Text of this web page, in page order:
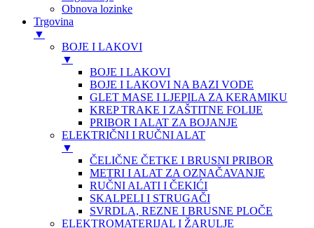
Obnova lozinke
Trgovina
▼
BOJE I LAKOVI
▼
BOJE I LAKOVI
BOJE I LAKOVI NA BAZI VODE
GLET MASE I LJEPILA ZA KERAMIKU
KREP TRAKE I ZAŠTITNE FOLIJE
PRIBOR I ALAT ZA BOJANJE
ELEKTRIČNI I RUČNI ALAT
▼
ČELIČNE ČETKE I BRUSNI PRIBOR
METRI I ALAT ZA OZNAČAVANJE
RUČNI ALATI I ČEKIĆI
SKALPELI I STRUGAČI
SVRDLA, REZNE I BRUSNE PLOČE
ELEKTROMATERIJAL I ŽARULJE